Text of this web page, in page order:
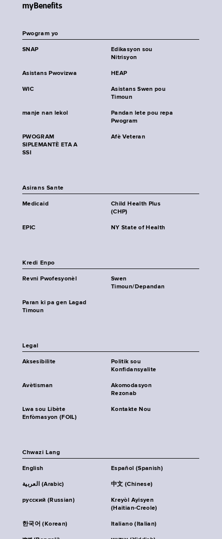
myBenefits
Pwogram yo
SNAP
Edikasyon sou
Nitrisyon
Asistans Pwovizwa HEAP
WIC
Asistans Swen pou
Timoun
manje nan lekol
Pandan lete pou repa
Pwogram
PWOGRAM
SIPLEMANTÈ ETA A
SSI
Afè Veteran
Asirans Sante
Medicaid
Child Health Plus
(CHP)
EPIC NY State of Health
Kredi Enpo
Revni Pwofesyonèl
Swen
Timoun/Depandan
Paran ki pa gen Lagad
Timoun
Legal
Aksesibilite
Politik sou
Konfidansyalite
Avètisman
Akomodasyon
Rezonab
Lwa sou Libète
Enfòmasyon (FOIL)
Kontakte Nou
Chwazi Lang
English Español (Spanish)
العربية (Arabic) 中文 (Chinese)
русский (Russian)
Kreyòl Ayisyen
(Haitian-Creole)
한국어 (Korean) Italiano (Italian)